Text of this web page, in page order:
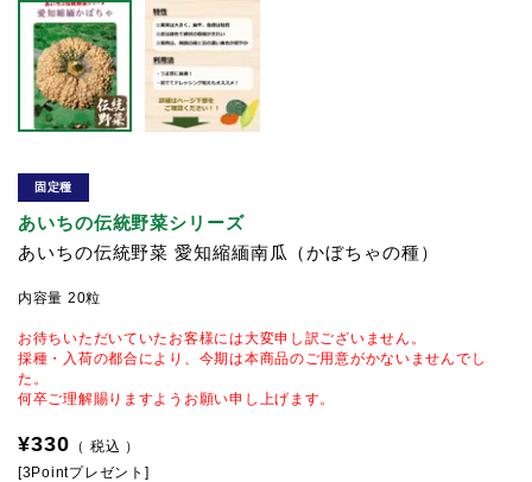
固定種
あいちの伝統野菜シリーズ
あいちの伝統野菜 愛知縮緬南瓜（かぼちゃの種）
内容量 20粒
お待ちいただいていたお客様には大変申し訳ございません。
採種・入荷の都合により、今期は本商品のご用意がかないませんでし
た。
何卒ご理解賜りますようお願い申し上げます。
¥330
税込
[3Pointプレゼント]